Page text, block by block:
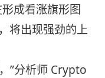
成看涨旗形图
将出现强劲的上
”分析师 Crypto